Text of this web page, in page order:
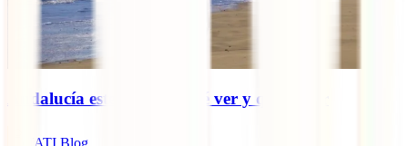
Andalucía este verano: qué ver y qué hacer